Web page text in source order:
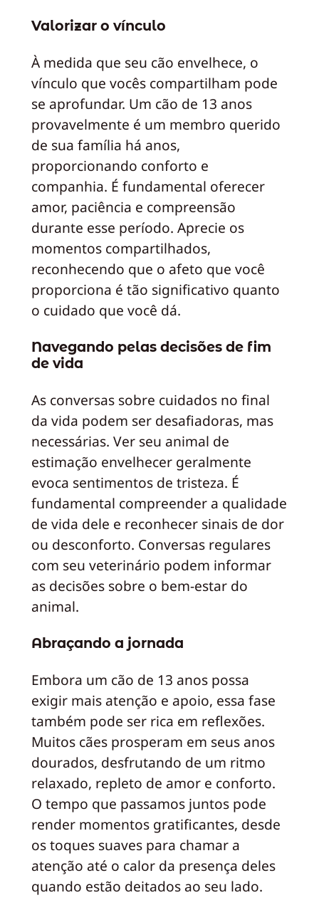
Valorizar o vínculo
À medida que seu cão envelhece, o
vínculo que vocês compartilham pode
se aprofundar. Um cão de 13 anos
provavelmente é um membro querido
de sua família há anos,
proporcionando conforto e
companhia. É fundamental oferecer
amor, paciência e compreensão
durante esse período. Aprecie os
momentos compartilhados,
reconhecendo que o afeto que você
proporciona é tão significativo quanto
o cuidado que você dá.
Navegando pelas decisões de fim
de vida
As conversas sobre cuidados no final
da vida podem ser desafiadoras, mas
necessárias. Ver seu animal de
estimação envelhecer geralmente
evoca sentimentos de tristeza. É
fundamental compreender a qualidade
de vida dele e reconhecer sinais de dor
ou desconforto. Conversas regulares
com seu veterinário podem informar
as decisões sobre o bem-estar do
animal.
Abraçando a jornada
Embora um cão de 13 anos possa
exigir mais atenção e apoio, essa fase
também pode ser rica em reflexões.
Muitos cães prosperam em seus anos
dourados, desfrutando de um ritmo
relaxado, repleto de amor e conforto.
O tempo que passamos juntos pode
render momentos gratificantes, desde
os toques suaves para chamar a
atenção até o calor da presença deles
quando estão deitados ao seu lado.